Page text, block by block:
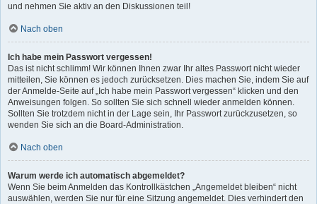
und nehmen Sie aktiv an den Diskussionen teil!
Nach oben
Ich habe mein Passwort vergessen!
Das ist nicht schlimm! Wir können Ihnen zwar Ihr altes Passwort nicht wieder
mitteilen, Sie können es jedoch zurücksetzen. Dies machen Sie, indem Sie auf
der Anmelde-Seite auf „Ich habe mein Passwort vergessen“ klicken und den
Anweisungen folgen. So sollten Sie sich schnell wieder anmelden können.
Sollten Sie trotzdem nicht in der Lage sein, Ihr Passwort zurückzusetzen, so
wenden Sie sich an die Board-Administration.
Nach oben
Warum werde ich automatisch abgemeldet?
Wenn Sie beim Anmelden das Kontrollkästchen „Angemeldet bleiben“ nicht
auswählen, werden Sie nur für eine Sitzung angemeldet. Dies verhindert den